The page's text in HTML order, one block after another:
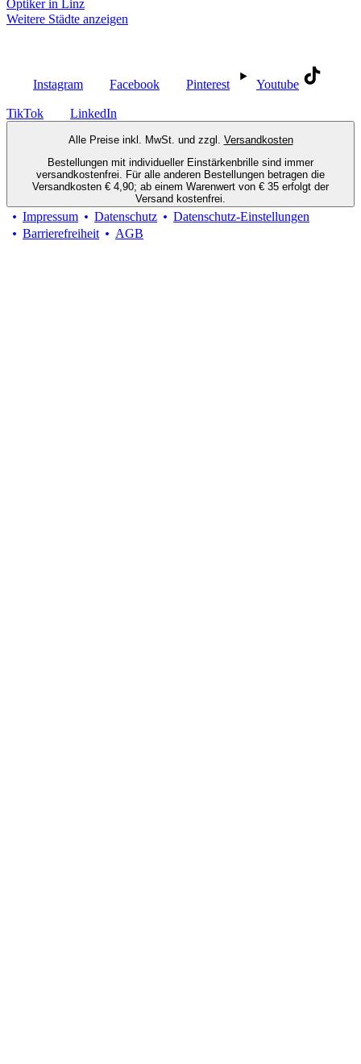
Optiker in Linz
Weitere Städte anzeigen
Instagram Facebook Pinterest Youtube
TikTok LinkedIn
Alle Preise inkl. MwSt. und zzgl. Versandkosten
Bestellungen mit individueller Einstärkenbrille sind immer
versandkostenfrei. Für alle anderen Bestellungen betragen die
Versandkosten € 4,90; ab einem Warenwert von € 35 erfolgt der
Versand kostenfrei.
Impressum Datenschutz
Datenschutz-Einstellungen
Barrierefreiheit
AGB